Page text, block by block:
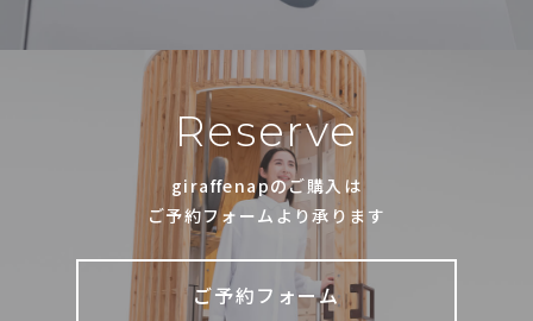
Reserve
giraffenapのご購入は
ご予約フォームより承ります
ご予約フォーム